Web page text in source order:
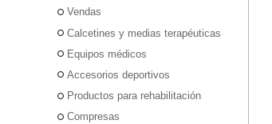
Vendas
Calcetines y medias terapéuticas
Equipos médicos
Accesorios deportivos
Productos para rehabilitación
Compresas